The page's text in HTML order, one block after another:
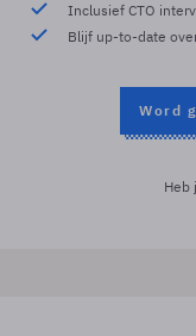
Inclusief CTO
Blijf up-to-date
Word
Heb